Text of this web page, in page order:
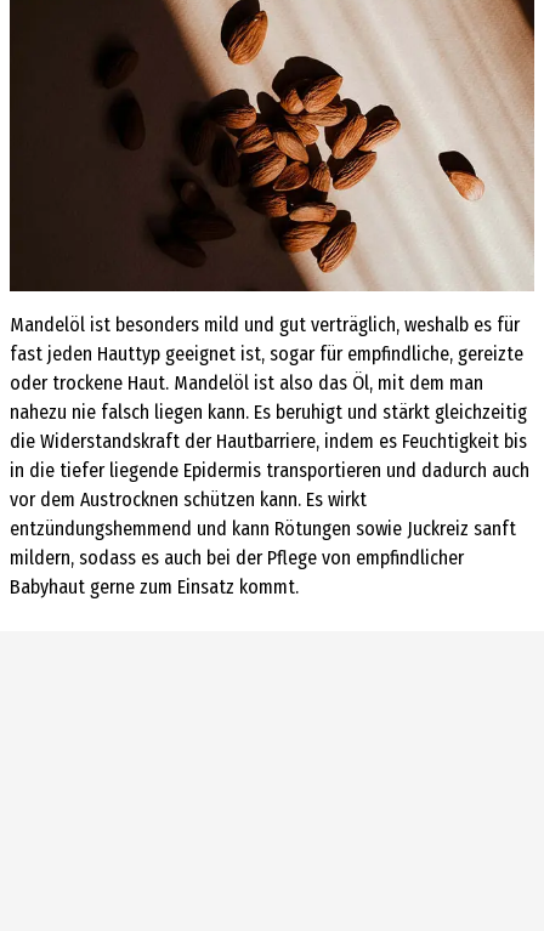
Mandelöl ist besonders mild und gut verträglich, weshalb es für
fast jeden Hauttyp geeignet ist, sogar für empfindliche, gereizte
oder trockene Haut. Mandelöl ist also das Öl, mit dem man
nahezu nie falsch liegen kann. Es beruhigt und stärkt gleichzeitig
die Widerstandskraft der Hautbarriere, indem es Feuchtigkeit bis
in die tiefer liegende Epidermis transportieren und dadurch auch
vor dem Austrocknen schützen kann. Es wirkt
entzündungshemmend und kann Rötungen sowie Juckreiz sanft
mildern, sodass es auch bei der Pflege von empfindlicher
Babyhaut gerne zum Einsatz kommt.